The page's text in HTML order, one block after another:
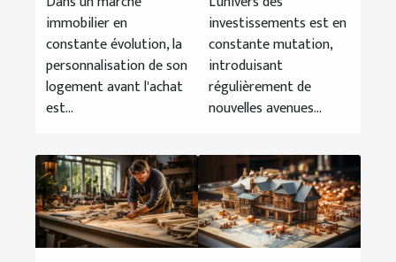
de la
personnalisation
de son
logement avant
immobilier en
constante évolution, la
personnalisation de son
logement avant l'achat
est...
des
cryptomonnaies
?
investissements est en
constante mutation,
introduisant
régulièrement de
nouvelles avenues...